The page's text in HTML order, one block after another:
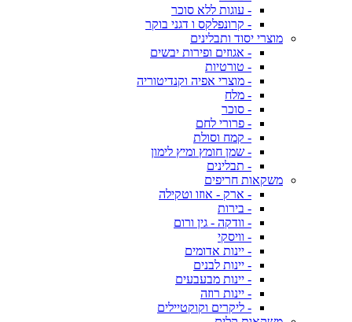
- עוגות ללא סוכר
- קרונפלקס ו דגני בוקר
מוצרי יסוד ותבלינים
- אגוזים ופירות יבשים
- טורטיות
- מוצרי אפיה וקנדיטוריה
- מלח
- סוכר
- פרורי לחם
- קמח וסולת
- שמן חומץ ומיץ לימון
- תבלינים
משקאות חריפים
- ארק - אוזו וטקילה
- בירות
- וודקה - גין ורום
- וויסקי
- יינות אדומים
- יינות לבנים
- יינות מבעבעים
- יינות רוזה
- ליקרים וקוקטיילים